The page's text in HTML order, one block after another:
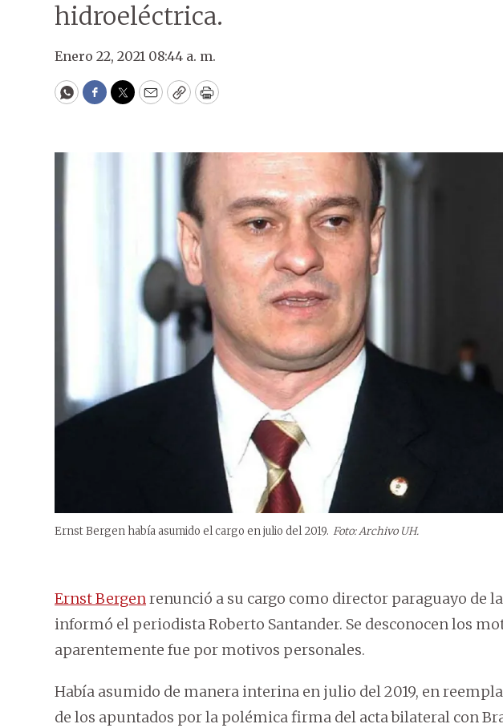
hidroeléctrica.
Enero 22, 2021 08:44 a. m.
WhatsApp
Facebook
Twitter
EmailCopyPrint
Ernst Bergen había asumido el cargo en julio del 2019. Foto: Archivo UH.
Ernst Bergenrenunció a su cargo como director paraguayo de la
informó el periodista Roberto Santander. Se desconocen los
aparentemente fue por motivos personales.
Había asumido de manera interina en julio del 2019, en
de los apuntados por la polémica firma del acta bilateral con